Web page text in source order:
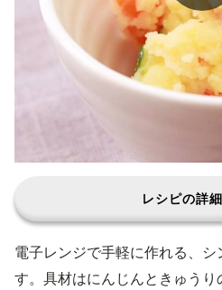
レシピの詳
電子レンジで手軽に作れる、
す。具材はにんじんときゅう